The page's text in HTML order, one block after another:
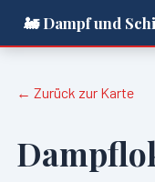
🚂 Dampf und
← Zurück zur Karte